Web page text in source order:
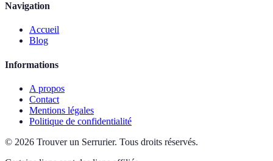
Navigation
Accueil
Blog
Informations
A propos
Contact
Mentions légales
Politique de confidentialité
© 2026 Trouver un Serrurier. Tous droits réservés.